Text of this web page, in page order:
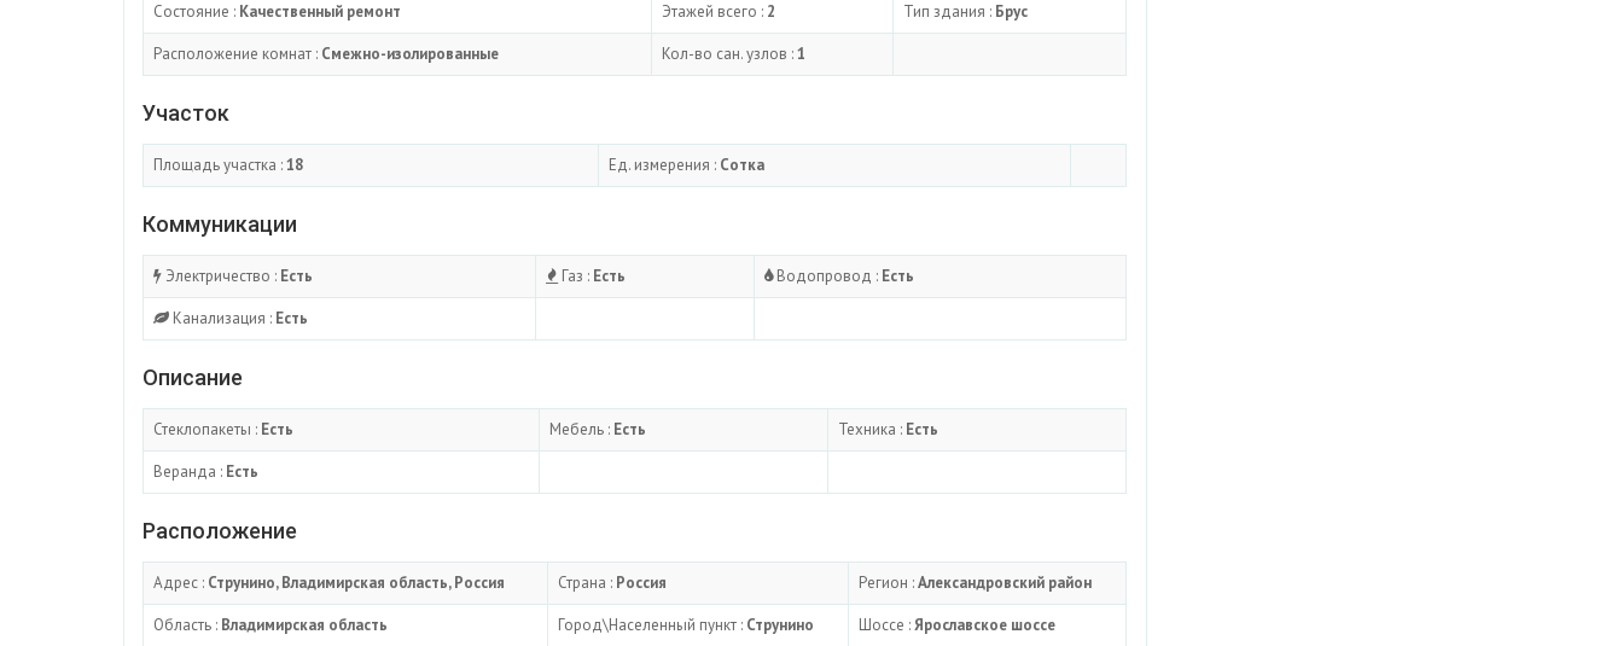
Состояние : Качественный ремонт Этажей всего : 2 Тип здания : Брус
Расположение комнат : Смежно-изолированные Кол-во сан. узлов :1
Участок
Площадь участка :18 Ед. измерения : Сотка
Коммуникации
Электричество : Есть Газ : Есть Водопровод : Есть
Канализация : Есть
Описание
Стеклопакеты : Есть Мебель : Есть Техника : Есть
Веранда : Есть
Расположение
Адрес : Струнино, Владимирская область, Россия Страна : Россия Регион :Александровский район
Область : Владимирская область Город\Населенный пункт : Струнино Шоссе :Ярославское шоссе